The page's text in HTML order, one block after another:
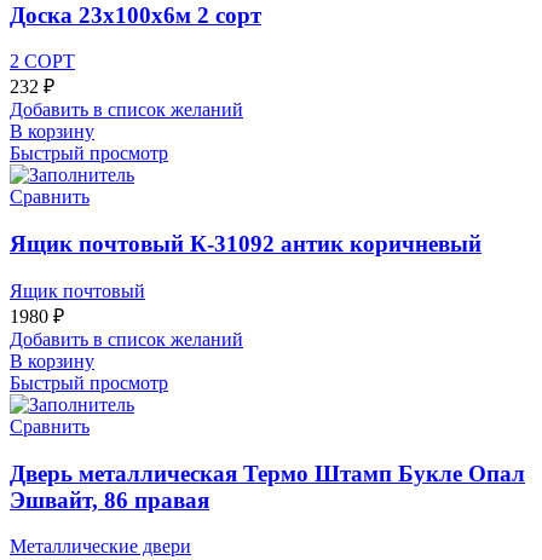
Доска 23х100х6м 2 сорт
2 СОРТ
232 ₽
Добавить в список желаний
В корзину
Быстрый просмотр
Сравнить
Ящик почтовый К-31092 антик коричневый
Ящик почтовый
1980 ₽
Добавить в список желаний
В корзину
Быстрый просмотр
Сравнить
Дверь металлическая Термо Штамп Букле Опал
Эшвайт, 86 правая
Металлические двери